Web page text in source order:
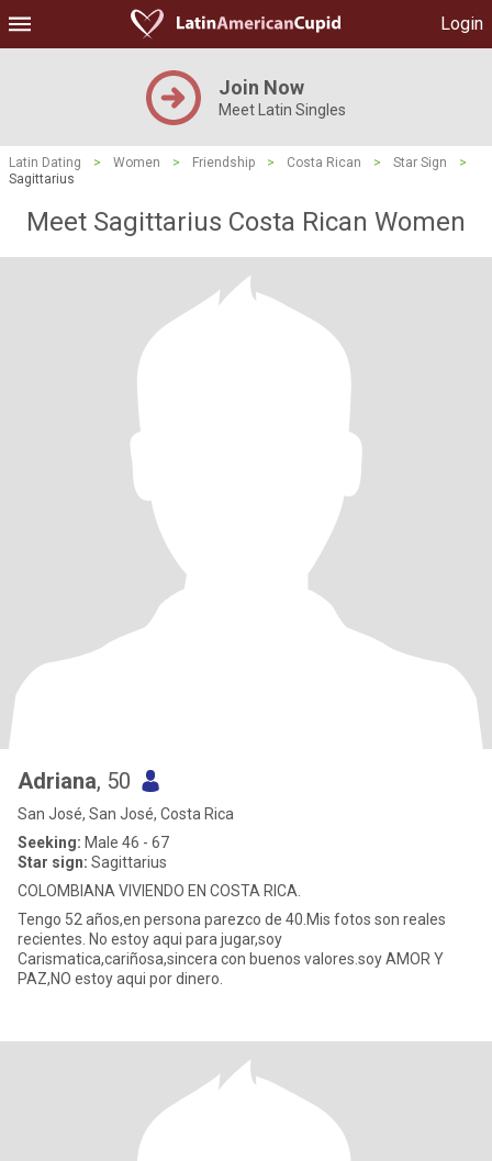
Login
Join Now
Meet Latin Singles
Latin Dating > Women > Friendship > Costa Rican > Star Sign
>
Sagittarius
Meet Sagittarius Costa Rican Women
Adriana, 50
San José, San José, Costa Rica
Seeking: Male 46 - 67
Star sign: Sagittarius
COLOMBIANA VIVIENDO EN COSTA RICA.
Tengo 52 años,en persona parezco de 40.Mis fotos son reales
recientes. No estoy aqui para jugar,soy
Carismatica,cariñosa,sincera con buenos valores.soy AMOR Y
PAZ,NO estoy aqui por dinero.